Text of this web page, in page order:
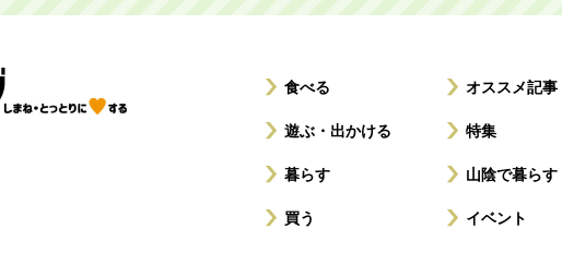
食べる
遊ぶ・出かける
暮らす
買う
オススメ記事
特集
山陰で暮らす
イベント